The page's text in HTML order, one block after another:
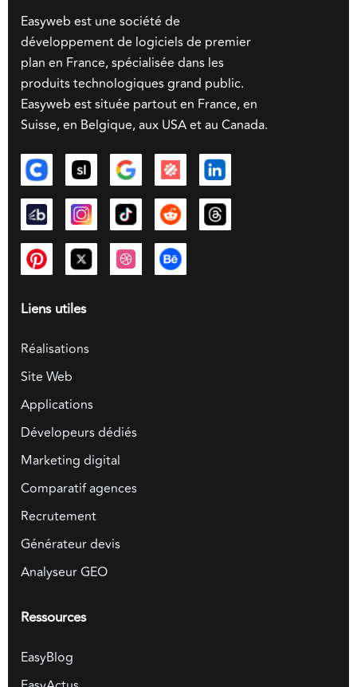
Easyweb est une société de
développement de logiciels de premier
plan en France, spécialisée dans les
produits technologiques grand public.
Easyweb est située partout en France, en
Suisse, en Belgique, aux USA et au Canada.
Liens utiles
Réalisations
Site Web
Applications
Dévelopeurs dédiés
Marketing digital
Comparatif agences
Recrutement
Générateur devis
Analyseur GEO
Ressources
EasyBlog